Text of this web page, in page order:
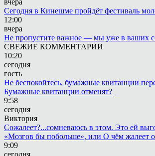
вчера
Сегодня в Кинешме пройдёт фестиваль
12:00
вчера
Не пропустите важное — мы уже в ваших
СВЕЖИЕ КОММЕНТАРИИ
10:20
сегодня
гость
Не беспокойтесь, бумажные квитанции
Бумажные квитанции отменят?
9:58
сегодня
Виктория
Сожалеет?...сомневаюсь в этом. Это ей
«Мозгов бы побольше», или О чём жалеет
9:09
сегодня